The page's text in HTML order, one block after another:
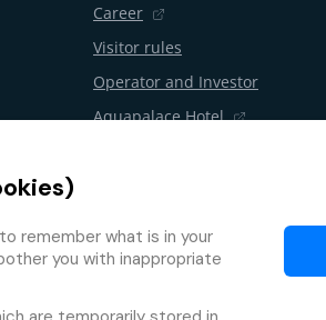
Career
Visitor rules
Operator and Investor
Aquapalace Hotel
remember what is in your
you with inappropriate